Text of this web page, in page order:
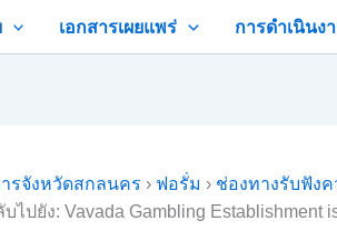
เอกสารเผยแพร่ การดำเนินง
รจังหวัดสกลนคร › ฟอรั่ม › ช่องทางรับฟัง
ไปยัง: Vavada Gambling Establishment